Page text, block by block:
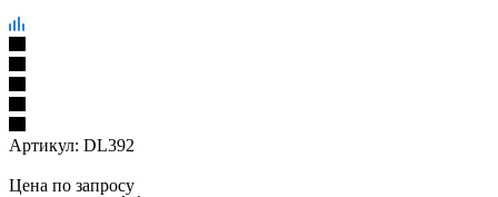
Артикул: DL392
Цена по запросу